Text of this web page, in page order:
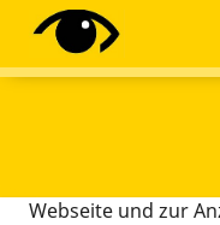
Diese Webseite
Tracking-Tools ein.
Webseite und zur